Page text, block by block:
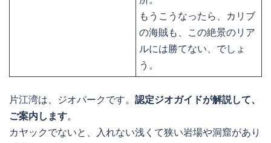
もうこうなったら、カリブ
の海賊も、この絶景のリア
ルには勝てない、でしょ
う。
片江湾は、ジオパークです。 認定ジオガイドが解説して、
ご案内します。
カヤックでないと、入れない浅くて狭い岩場や洞窟があり